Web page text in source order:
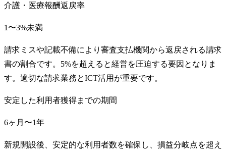
介護・医療報酬返戻率
1〜3%未満
請求ミスや記載不備により審査支払機関から返戻される請求
書の割合です。5%を超えると経営を圧迫する要因となりま
す。適切な請求業務とICT活用が重要です。
安定した利用者獲得までの期間
6ヶ月〜1年
新規開設後、安定的な利用者数を確保し、損益分岐点を超え